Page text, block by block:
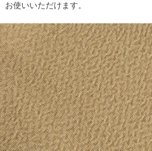
お使いいただけます。